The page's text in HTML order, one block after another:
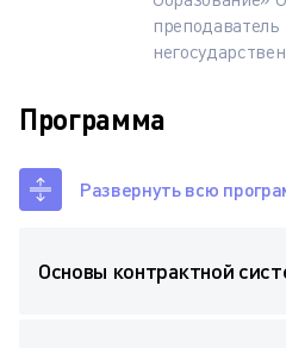
Программа
Развернуть всю
Основы контрактной